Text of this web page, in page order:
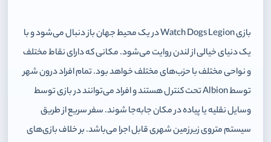
بازی Watch Dogs Legion در یک محیط جهان باز دنبال می‌شود و با
یک دنیای خیالی از لندن روایت می‌شود. مکانی که دارای نقاط مختلف
و نواحی مختلف با حزب‌های مختلف خواهد بود. تمام افراد درون شهر
توسط Albion تحت کنترل هستند و افراد می‌توانند در بازی توسط
وسایل نقلیه یا پیاده در مکان جابه‌جا شوند. سفر سریع از طریق
سیستم متروی زیرزمین شهری قابل اجرا می‌باشد. بر خلاف بازی‌های